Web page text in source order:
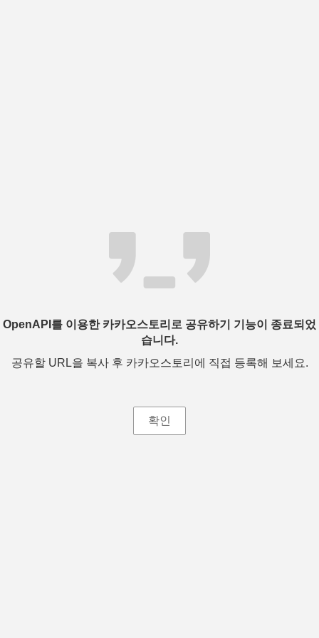
OpenAPI를 이용한 카카오스토리로 공유하기 기능이 종료되었
습니다.
공유할 URL을 복사 후 카카오스토리에 직접 등록해 보세요.
확인